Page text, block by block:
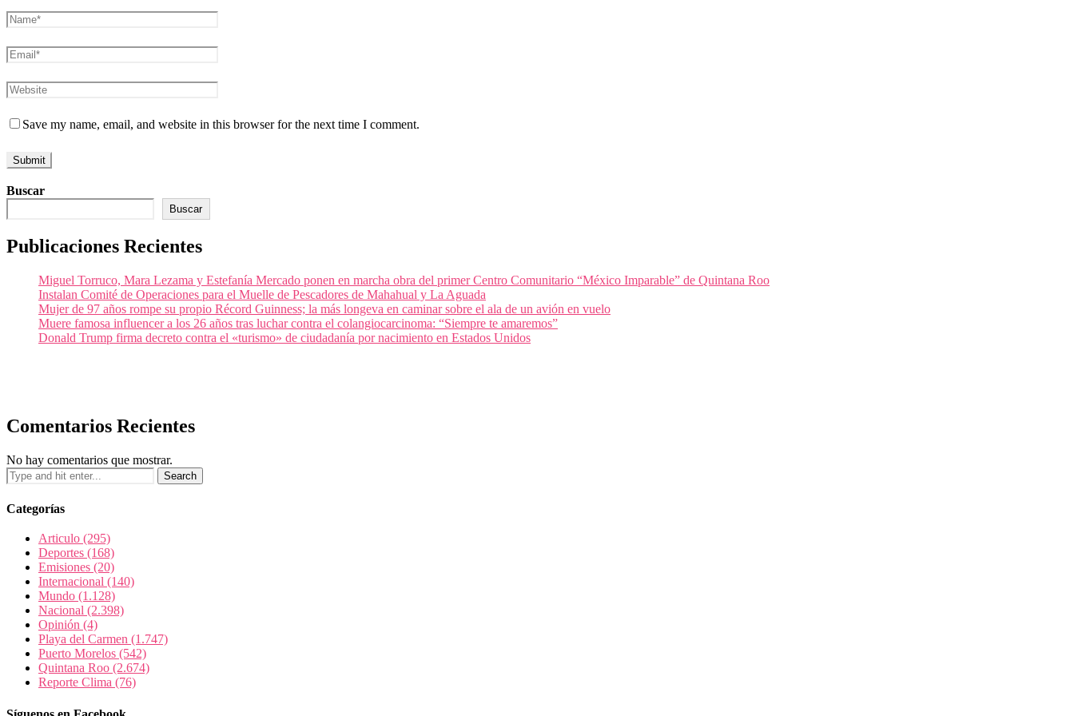
Save my name, email, and website in this browser for the next time I comment.
Buscar
Buscar
Publicaciones Recientes
Miguel Torruco, Mara Lezama y Estefanía Mercado ponen en marcha obra del primer Centro Comunitario “México Imparable” de Quintana Roo
Instalan Comité de Operaciones para el Muelle de Pescadores de Mahahual y La Aguada
Mujer de 97 años rompe su propio Récord Guinness; la más longeva en caminar sobre el ala de un avión en vuelo
Muere famosa influencer a los 26 años tras luchar contra el colangiocarcinoma: “Siempre te amaremos”
Donald Trump firma decreto contra el «turismo» de ciudadanía por nacimiento en Estados Unidos
Comentarios Recientes
No hay comentarios que mostrar.
Categorías
Articulo (295)
Deportes (168)
Emisiones (20)
Internacional (140)
Mundo (1.128)
Nacional (2.398)
Opinión (4)
Playa del Carmen (1.747)
Puerto Morelos (542)
Quintana Roo (2.674)
Reporte Clima (76)